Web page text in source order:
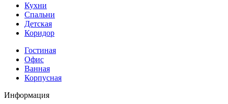
Кухни
Спальни
Детская
Коридор
Гостиная
Офис
Ванная
Корпусная
Информация